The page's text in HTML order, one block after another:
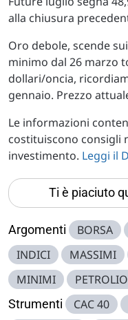
alla chiusura
Oro debole, scende
minimo dal 26 marzo
dollari/oncia,
gennaio. Prezzo
Le informazioni
costituiscono consigli
investimento. Leggi il
Ti è piaciuto
Argomenti BORSA
INDICI
MASSIMI
MINIMI
PETROLIO
Strumenti CAC 40